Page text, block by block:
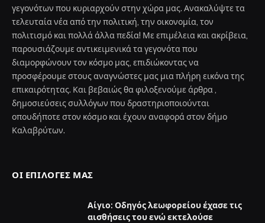
γεγονότων που κυριαρχούν στην χώρα μας. Ανακαλύψτε τα
τελευταία νέα από την πολιτική, την οικονομία, τον
πολιτισμό και πολλά άλλα πεδία! Με επιμέλεια και ακρίβεια,
παρουσιάζουμε αντικειμενικά τα γεγονότα που
διαμορφώνουν τον κόσμο μας, επιδιώκοντας να
προσφέρουμε στους αναγνώστες μας μια πλήρη εικόνα της
επικαιρότητας. Και βεβαιώς θα φιλοξενούμε άρθρα ,
δημοσιεύσεις συλλόγων που δραστηριοποιούνται
οπουδήποτε στον κόσμο και έχουν αναφορά στον δήμο
Καλαβρύτων.
ΟΙ ΕΠΙΛΟΓΈΣ ΜΑΣ
Αίγιο: Οδηγός λεωφορείου έχασε τις
αισθήσεις του ενώ εκτελούσε